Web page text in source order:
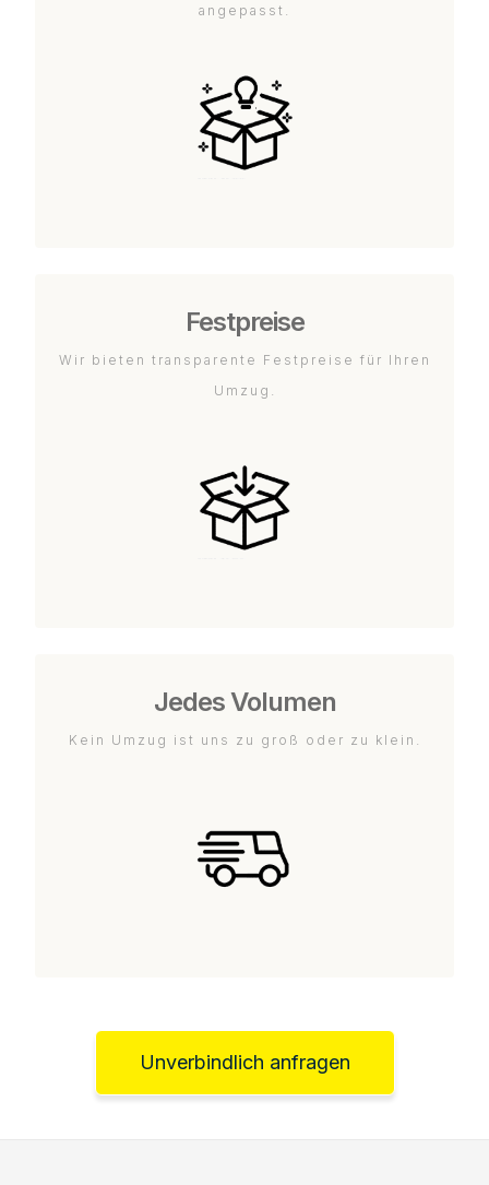
angepasst.
Festpreise
Wir bieten transparente Festpreise für Ihren
Umzug.
Jedes Volumen
Kein Umzug ist uns zu groß oder zu klein.
Unverbindlich anfragen